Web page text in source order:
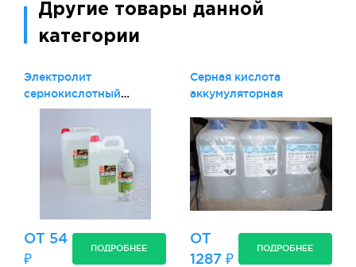
Другие товары данной
категории
Электролит
сернокислотный
плотность 1.29 и 1.40
ОТ 54
₽
ПОДРОБНЕЕ
Серная кислота
аккумуляторная
ОТ
1287 ₽
ПОДРОБНЕЕ